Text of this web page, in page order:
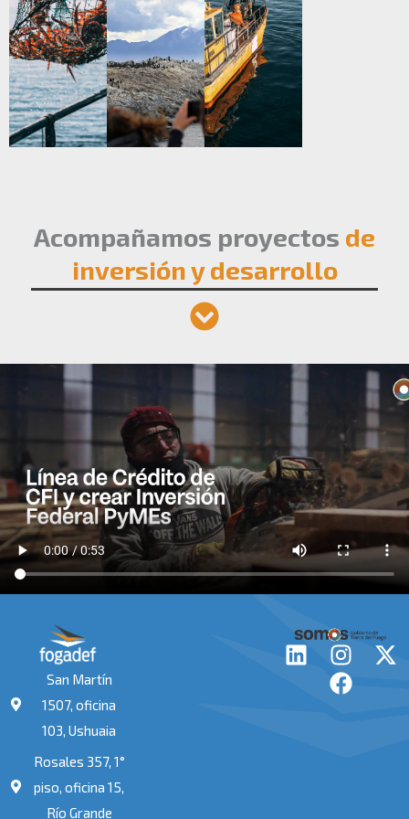
Acompañamos proyectos de
inversión y desarrollo
San Martín
1507, oficina
103, Ushuaia
Rosales 357, 1°
piso, oficina 15,
Río Grande
L
I
n
s
X
F
a
c